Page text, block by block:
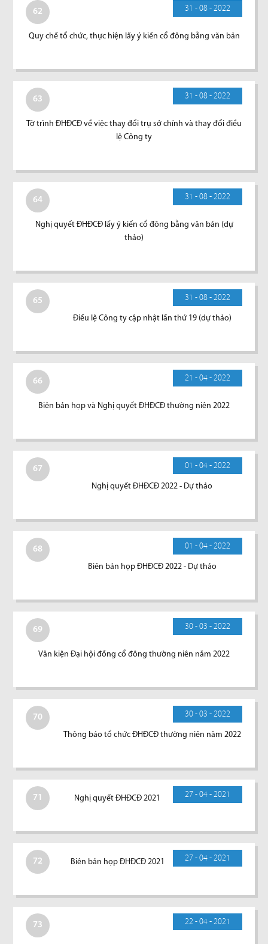
62 31 - 08 - 2022
Quy chế tổ chức, thực hiện lấy ý kiến cổ đông bằng văn bản
63 31 - 08 - 2022
Tờ trình ĐHĐCĐ về việc thay đổi trụ sở chính và thay đổi điều
lệ Công ty
64 31 - 08 - 2022
Nghị quyết ĐHĐCĐ lấy ý kiến cổ đông bằng văn bản (dự
thảo)
65 31 - 08 - 2022
Điều lệ Công ty cập nhật lần thứ 19 (dự thảo)
66 21 - 04 - 2022
Biên bản họp và Nghị quyết ĐHĐCĐ thường niên 2022
67 01 - 04 - 2022
Nghị quyết ĐHĐCĐ 2022 - Dự thảo
68 01 - 04 - 2022
Biên bản họp ĐHĐCĐ 2022 - Dự thảo
69 30 - 03 - 2022
Văn kiện Đại hội đồng cổ đông thường niên năm 2022
70 30 - 03 - 2022
Thông báo tổ chức ĐHĐCĐ thường niên năm 2022
71 27 - 04 - 2021
Nghị quyết ĐHĐCĐ 2021
72 27 - 04 - 2021
Biên bản họp ĐHĐCĐ 2021
73 22 - 04 - 2021